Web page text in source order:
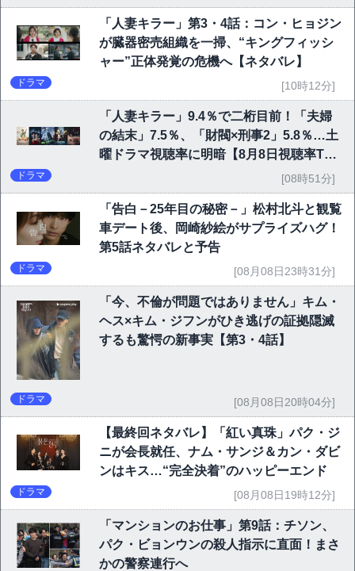
「人妻キラー」第3・4話：コン・ヒョジン
が臓器密売組織を一掃、“キングフィッシ
ャー”正体発覚の危機へ【ネタバレ】
ドラマ [10時12分]
「人妻キラー」9.4％で二桁目前！「夫婦
の結末」7.5％、「財閥×刑事2」5.8％…土
曜ドラマ視聴率に明暗【8月8日視聴率TO
ドラマ [08時51分]
「告白－25年目の秘密－」松村北斗と観覧
車デート後、岡崎紗絵がサプライズハグ！
第5話ネタバレと予告
ドラマ [08月08日23時31分]
「今、不倫が問題ではありません」キム・
ヘス×キム・ジフンがひき逃げの証拠隠滅
するも驚愕の新事実【第3・4話】
ドラマ [08月08日20時04分]
【最終回ネタバレ】「紅い真珠」パク・ジ
ニが会長就任、ナム・サンジ＆カン・ダビ
ンはキス…“完全決着”のハッピーエンド
ドラマ [08月08日19時12分]
「マンションのお仕事」第9話：チソン、
パク・ビョンウンの殺人指示に直面！まさ
かの警察連行へ